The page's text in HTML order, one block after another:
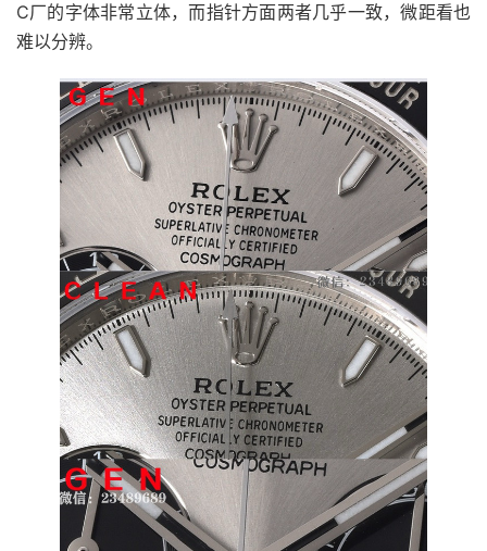
C厂的字体非常立体，而指针方面两者几乎一致，微距看也
难以分辨。